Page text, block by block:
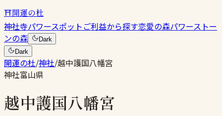
⛩開運の杜
神社寺パワースポットご利益から探す恋愛の森パワーストー
ンの森
Dark
Dark
開運の杜/神社/越中護国八幡宮
神社富山県
越中護国八幡宮